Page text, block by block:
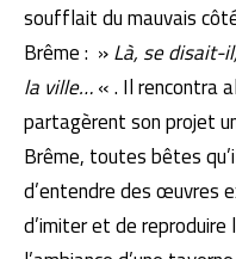
soufflait du mauvais
Brême : »Là, se disait-
la ville…« . Il rencontra
partagèrent son projet
Brême, toutes bêtes
d’entendre des œuvres
d’imiter et de reproduire